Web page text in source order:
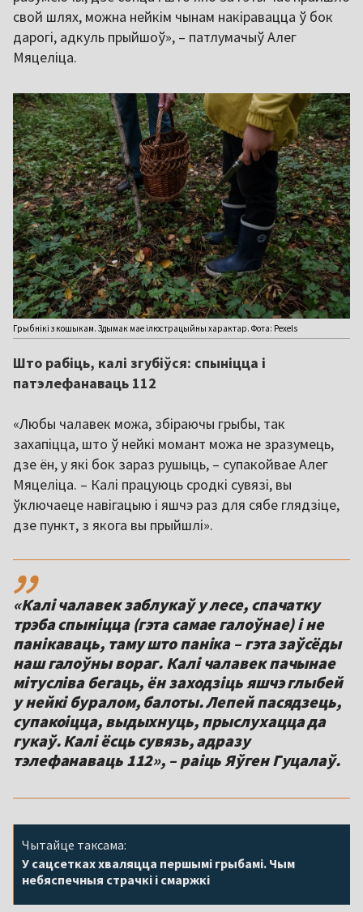
свой шлях, можна нейкім чынам накіравацца ў бок
дарогі, адкуль прыйшоў», – патлумачыў Алег
Мяцеліца.
Грыбнікі з кошыкам. Здымак мае ілюстрацыйны характар. Фота: Pexels
Што рабіць, калі згубіўся: спыніцца і
патэлефанаваць 112
«Любы чалавек можа, збіраючы грыбы, так
захапіцца, што ў нейкі момант можа не зразумець,
дзе ён, у які бок зараз рушыць, – супакойвае Алег
Мяцеліца. – Калі працуюць сродкі сувязі, вы
ўключаеце навігацыю і яшчэ раз для сябе глядзіце,
дзе пункт, з якога вы прыйшлі».
,,
«Калі чалавек заблукаў у лесе, спачатку
трэба спыніцца (гэта самае галоўнае) і не
панікаваць, таму што паніка – гэта заўсёды
наш галоўны вораг. Калі чалавек пачынае
мітусліва бегаць, ён заходзіць яшчэ глыбей
у нейкі буралом, балоты. Лепей пасядзець,
супакоіцца, выдыхнуць, прыслухацца да
гукаў. Калі ёсць сувязь, адразу
тэлефанаваць 112», – раіць Яўген Гуцалаў.
Чытайце таксама:
У сацсетках хваляцца першымі грыбамі. Чым
небяспечныя страчкі і смаржкі